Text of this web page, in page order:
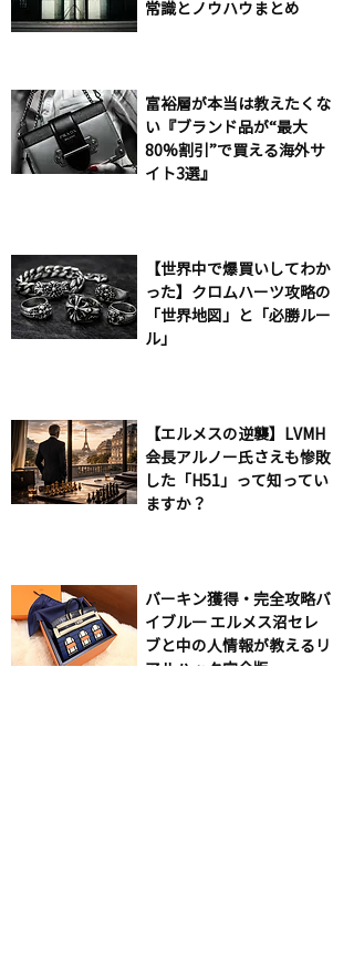
常識とノウハウまとめ
富裕層が本当は教えたくな
い『ブランド品が“最大
80%割引”で買える海外サ
イト3選』
【世界中で爆買いしてわか
った】クロムハーツ攻略の
「世界地図」と「必勝ルー
ル」
【エルメスの逆襲】LVMH
会長アルノー氏さえも惨敗
した「H51」って知ってい
ますか？
バーキン獲得・完全攻略バ
イブル― エルメス沼セレ
ブと中の人情報が教えるリ
アルハック完全版 ―